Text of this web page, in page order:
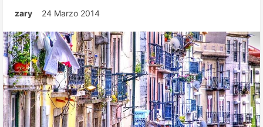
zary 24 Marzo 2014